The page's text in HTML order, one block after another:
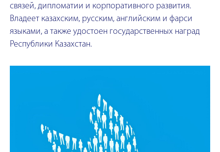
связей, дипломатии и корпоративного развития.
Владеет казахским, русским, английским и фарси
языками, а также удостоен государственных наград
Республики Казахстан.